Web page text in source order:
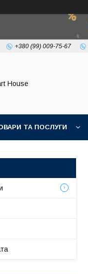
+380 (99) 009-75-67
House
ТА ПОСЛУГИ